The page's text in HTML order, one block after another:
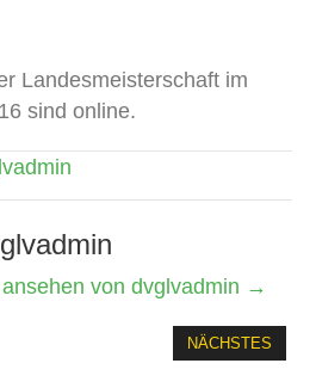
Landesmeisterschaft im
sind online.
von dvglvadmin →
NÄCHSTES